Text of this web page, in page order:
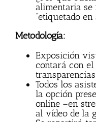
alimentaria se
“etiquetado en
Metodología:
Exposición
contará con el
Todos los
la opción
online –en
al vídeo de la